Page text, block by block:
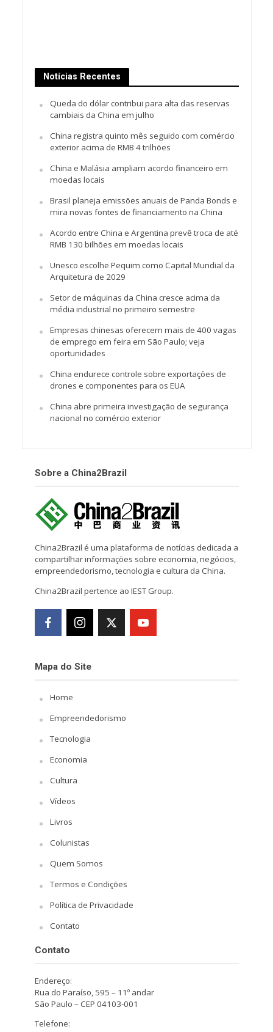
Notícias Recentes
Queda do dólar contribui para alta das reservas
cambiais da China em julho
China registra quinto mês seguido com comércio
exterior acima de RMB 4 trilhões
China e Malásia ampliam acordo financeiro em
moedas locais
Brasil planeja emissões anuais de Panda Bonds e
mira novas fontes de financiamento na China
Acordo entre China e Argentina prevê troca de até
RMB 130 bilhões em moedas locais
Unesco escolhe Pequim como Capital Mundial da
Arquitetura de 2029
Setor de máquinas da China cresce acima da
média industrial no primeiro semestre
Empresas chinesas oferecem mais de 400 vagas
de emprego em feira em São Paulo; veja
oportunidades
China endurece controle sobre exportações de
drones e componentes para os EUA
China abre primeira investigação de segurança
nacional no comércio exterior
Sobre a China2Brazil
China2Brazil é uma plataforma de notícias dedicada a
compartilhar informações sobre economia, negócios,
empreendedorismo, tecnologia e cultura da China.
China2Brazil pertence ao IEST Group.
Mapa do Site
Home
Empreendedorismo
Tecnologia
Economia
Cultura
Vídeos
Livros
Colunistas
Quem Somos
Termos e Condições
Política de Privacidade
Contato
Contato
Endereço:
Rua do Paraíso, 595 – 11º andar
São Paulo – CEP 04103-001
Telefone: